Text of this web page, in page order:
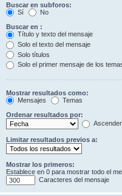
Buscar en subforos:
Sí
No
Buscar en :
Título y texto del mensaje
Solo el texto del mensaje
Solo títulos
Solo el primer mensaje de los
Mostrar resultados como:
Mensajes
Temas
Ordenar resultados por:
Limitar resultados previos a:
Mostrar los primeros:
Establece en 0 para mostrar todo el
Caracteres del mensaje